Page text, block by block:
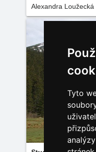
Tyto
Alexandra Loužecká